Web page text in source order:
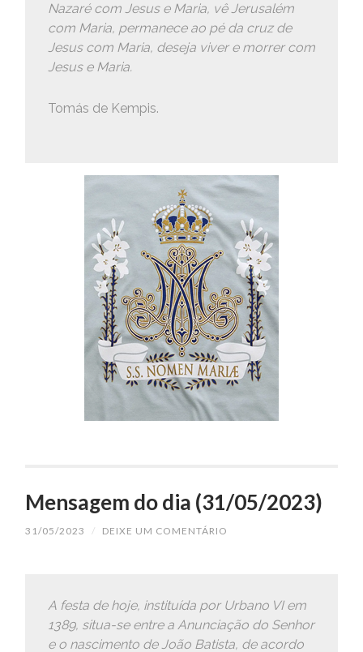
Nazaré com Jesus e Maria, vê Jerusalém
com Maria, permanece ao pé da cruz de
Jesus com Maria, deseja viver e morrer com
Jesus e Maria.
Tomás de Kempis.
Mensagem do dia (31/05/2023)
31/05/2023 / DEIXE UM COMENTÁRIO
A festa de hoje, instituída por Urbano VI em
1389, situa-se entre a Anunciação do Senhor
e o nascimento de João Batista, de acordo